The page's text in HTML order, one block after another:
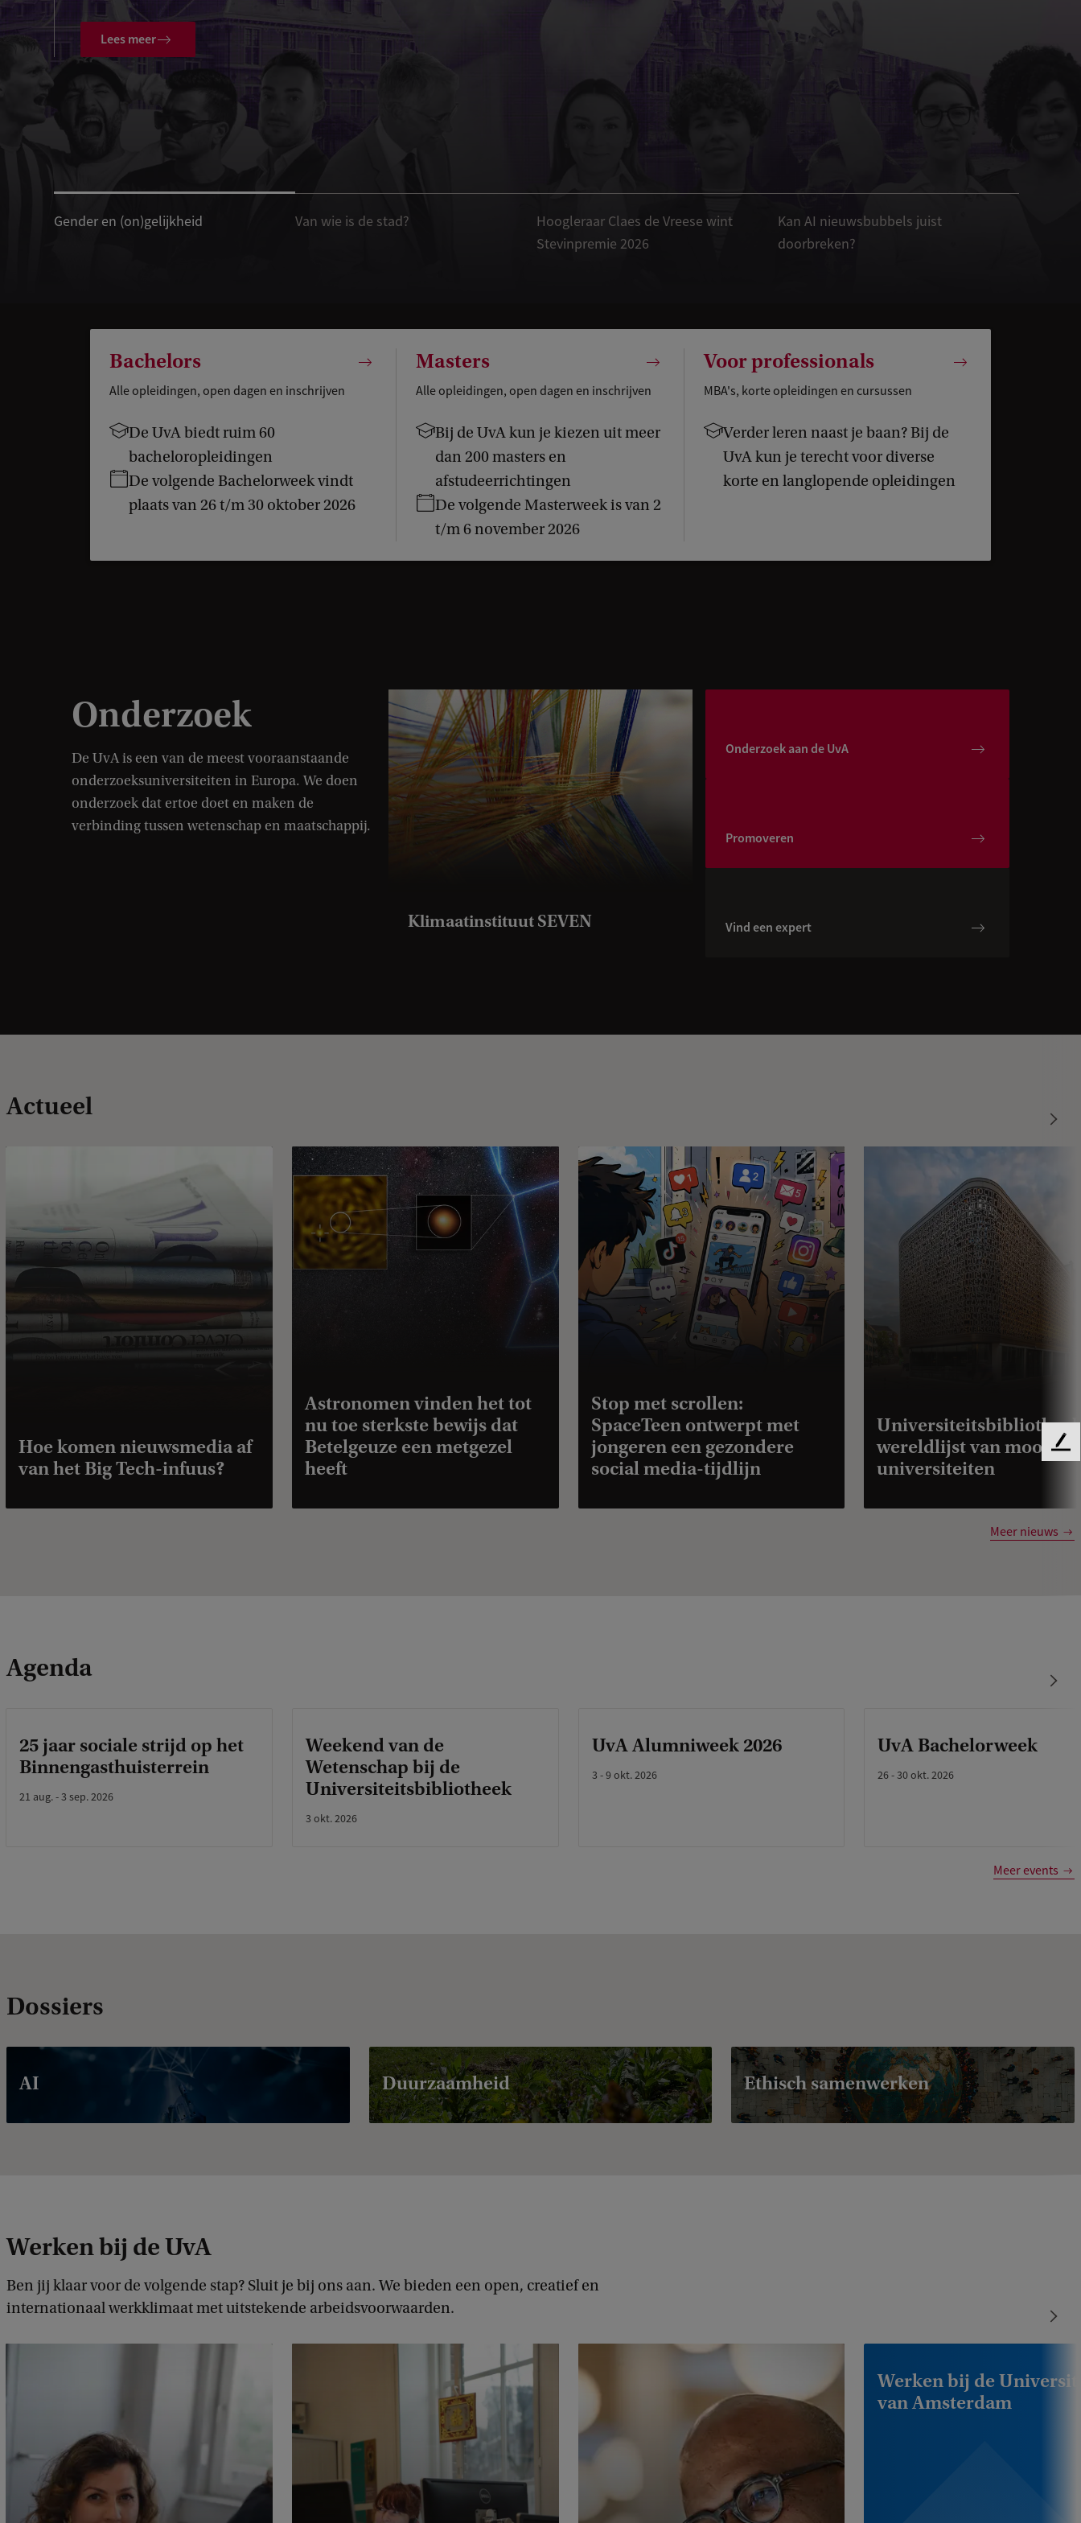
Lees meer
Gender en (on)gelijkheid Van wie is de stad?
Hoogleraar Claes de Vreese wint
Stevinpremie 2026
Kan AI nieuwsbubbels juist
doorbreken?
Bachelors
Alle opleidingen, open dagen en inschrijven
De UvA biedt ruim 60
bacheloropleidingen
De volgende Bachelorweek vindt
plaats van 26 t/m 30 oktober 2026
Masters
Alle opleidingen, open dagen en inschrijven
Bij de UvA kun je kiezen uit meer
dan 200 masters en
afstudeerrichtingen
De volgende Masterweek is van 2
t/m 6 november 2026
Voor professionals
MBA's, korte opleidingen en cursussen
Verder leren naast je baan? Bij de
UvA kun je terecht voor diverse
korte en langlopende opleidingen
Onderzoek
De UvA is een van de meest vooraanstaande
onderzoeksuniversiteiten in Europa. We doen
onderzoek dat ertoe doet en maken de
verbinding tussen wetenschap en maatschappij.
Klimaatinstituut SEVEN
Onderzoek aan de UvA
Promoveren
Vind een expert
Actueel
Hoe komen nieuwsmedia af
van het Big Tech-infuus?
Astronomen vinden het tot
nu toe sterkste bewijs dat
Betelgeuze een metgezel
heeft
Stop met scrollen:
SpaceTeen ontwerpt met
jongeren een gezondere
social media-tijdlijn
wereldlijst van mooiste
universiteiten
Meer nieuws
Agenda
25 jaar sociale strijd op het
Binnengasthuisterrein
21 aug. - 3 sep. 2026
Weekend van de
Wetenschap bij de
Universiteitsbibliotheek
3 okt. 2026
UvA Alumniweek 2026
3 - 9 okt. 2026
UvA Bachelorweek
26 - 30 okt. 2026
Meer events
Dossiers
AI Duurzaamheid Ethisch samenwerken
Werken bij de UvA
Ben jij klaar voor de volgende stap? Sluit je bij ons aan. We bieden een open, creatief en
internationaal werkklimaat met uitstekende arbeidsvoorwaarden.
Werken bij de
van Amsterdam
F
a